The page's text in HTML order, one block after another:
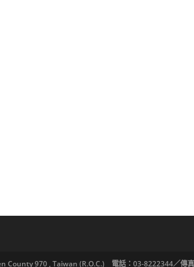
County 970 , Taiwan (R.O.C.) 電話：03-8222344／傳